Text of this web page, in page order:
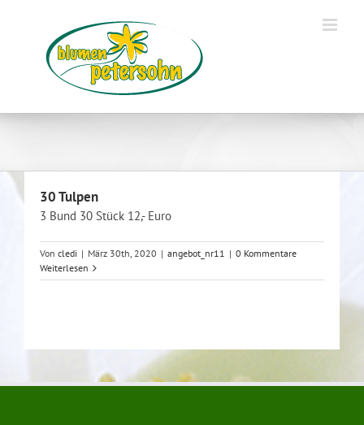
30 Tulpen
3 Bund 30 Stück 12,- Euro
Voncledi | März 30th, 2020 | angebot_nr11 | 0 Kommentare
Weiterlesen